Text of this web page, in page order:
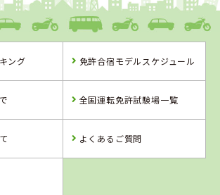
校
細 予 約
詳 細
ータースクール
詳 細
ング 免許合宿モデルスケジュール
全国運転免許試験場一覧
よくあるご質問